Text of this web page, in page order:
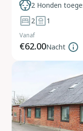
2 Honden
2
1
Vanaf
€62.00Nacht